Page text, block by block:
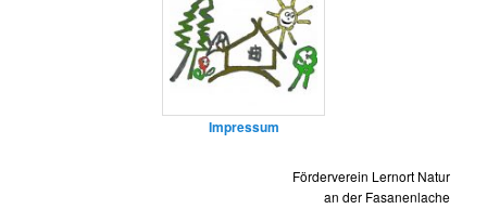
Impressum
Förderverein Lernort Natur
an der Fasanenlache